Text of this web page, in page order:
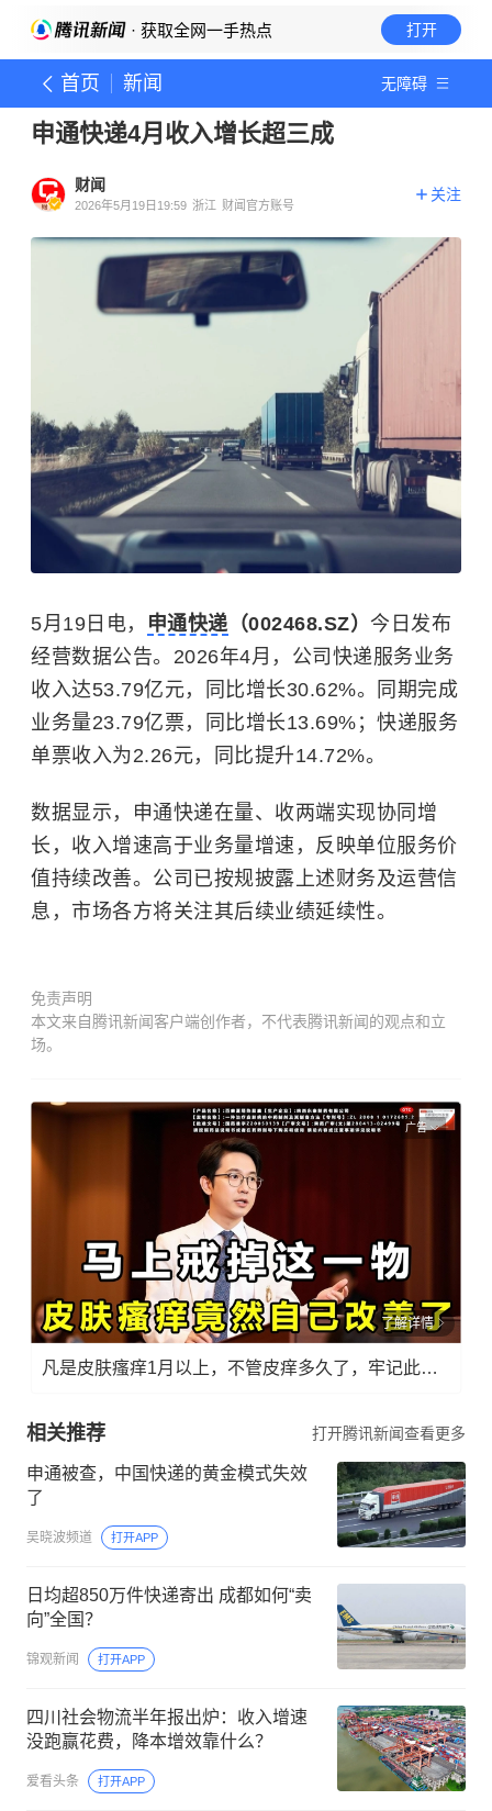
· 获取全网一手热点 打开
首页 新闻 无障碍
申通快递4月收入增长超三成
财闻
2026年5月19日19:59 浙江 财闻官方账号
关注
5月19日电， 申通快递（002468.SZ） 今日发布
经营数据公告。2026年4月，公司快递服务业务
收入达53.79亿元，同比增长30.62%。同期完成
业务量23.79亿票，同比增长13.69%；快递服务
单票收入为2.26元，同比提升14.72%。
数据显示，申通快递在量、收两端实现协同增
长，收入增速高于业务量增速，反映单位服务价
值持续改善。公司已按规披露上述财务及运营信
息，市场各方将关注其后续业绩延续性。
免责声明
本文来自腾讯新闻客户端创作者，不代表腾讯新闻的观点和立
场。
广告
了解详情
凡是皮肤瘙痒1月以上，不管皮痒多久了，牢记此法，快！准！狠！
相关推荐 打开腾讯新闻查看更多
申通被查，中国快递的黄金模式失效
了
吴晓波频道 打开APP
日均超850万件快递寄出 成都如何“卖
向”全国？
锦观新闻 打开APP
四川社会物流半年报出炉：收入增速
没跑赢花费，降本增效靠什么？
爱看头条 打开APP